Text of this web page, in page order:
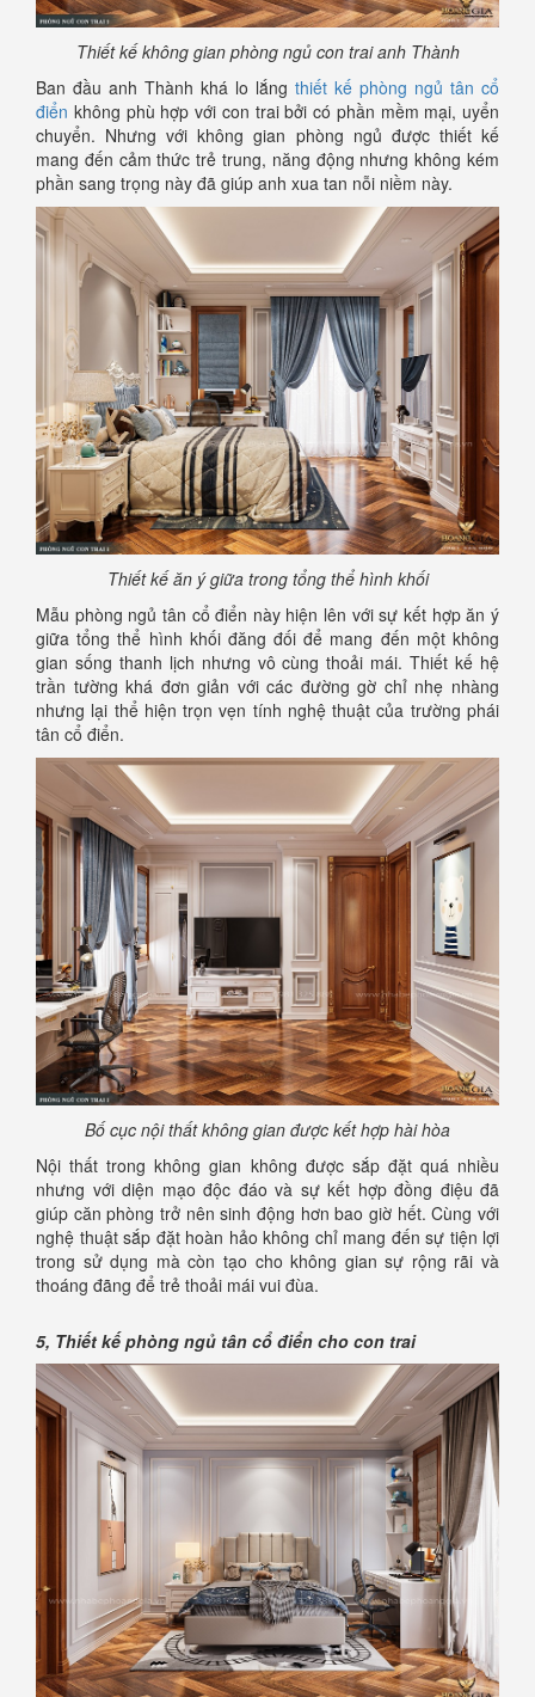
Thiết kế không gian phòng ngủ con trai anh Thành
Ban đầu anh Thành khá lo lắng thiết kế phòng ngủ tân cổ
điển không phù hợp với con trai bởi có phần mềm mại, uyển
chuyển. Nhưng với không gian phòng ngủ được thiết kế
mang đến cảm thức trẻ trung, năng động nhưng không kém
phần sang trọng này đã giúp anh xua tan nỗi niềm này.
Thiết kế ăn ý giữa trong tổng thể hình khối
Mẫu phòng ngủ tân cổ điển này hiện lên với sự kết hợp ăn ý
giữa tổng thể hình khối đăng đối để mang đến một không
gian sống thanh lịch nhưng vô cùng thoải mái. Thiết kế hệ
trần tường khá đơn giản với các đường gờ chỉ nhẹ nhàng
nhưng lại thể hiện trọn vẹn tính nghệ thuật của trường phái
tân cổ điển.
Bố cục nội thất không gian được kết hợp hài hòa
Nội thất trong không gian không được sắp đặt quá nhiều
nhưng với diện mạo độc đáo và sự kết hợp đồng điệu đã
giúp căn phòng trở nên sinh động hơn bao giờ hết. Cùng với
nghệ thuật sắp đặt hoàn hảo không chỉ mang đến sự tiện lợi
trong sử dụng mà còn tạo cho không gian sự rộng rãi và
thoáng đãng để trẻ thoải mái vui đùa.
5, Thiết kế phòng ngủ tân cổ điển cho con trai